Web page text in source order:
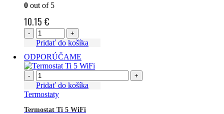
0 out of 5
10.15 €
- +
Pridať do košíka
ODPORÚČAME
- +
Pridať do košíka
Termostaty
Termostat Ti 5 WiFi